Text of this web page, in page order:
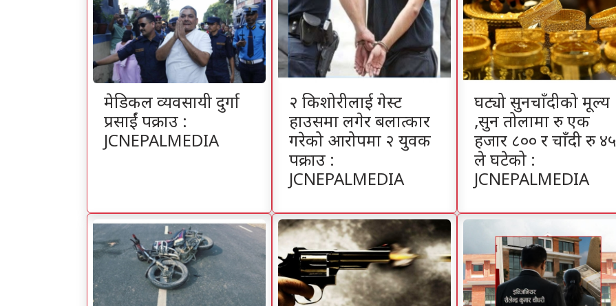
मेडिकल व्यवसायी दुर्गा
प्रसाईं पक्राउ :
JCNEPALMEDIA
२ किशोरीलाई गेस्ट
हाउसमा लगेर बलात्कार
गरेको आरोपमा २ युवक
पक्राउ :
JCNEPALMEDIA
घट्यो सुनचाँदीको मूल्य
,सुन तोलामा रु एक
हजार ८०० र चाँदी रु ४५
ले घटेको :
JCNEPALMEDIA